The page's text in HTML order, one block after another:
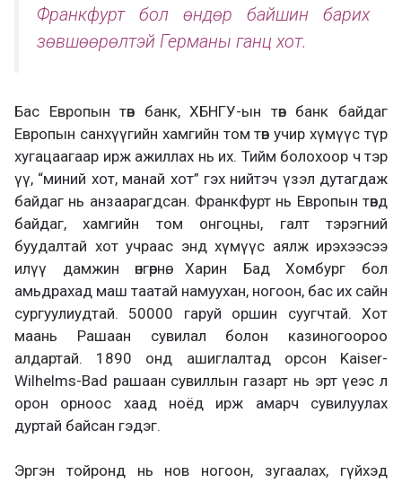
Франкфурт бол өндөр байшин барих
зөвшөөрөлтэй Германы ганц хот.
Бас Европын төв банк, ХБНГУ-ын төв банк байдаг
Европын санхүүгийн хамгийн том төв учир хүмүүс түр
хугацаагаар ирж ажиллах нь их. Тийм болохоор ч тэр
үү, “миний хот, манай хот” гэх нийтэч үзэл дутагдаж
байдаг нь анзаарагдсан. Франкфурт нь Европын төвд
байдаг, хамгийн том онгоцны, галт тэрэгний
буудалтай хот учраас энд хүмүүс аялж ирэхээсээ
илүү дамжин өнгөрнө. Харин Бад Хомбург бол
амьдрахад маш таатай намуухан, ногоон, бас их сайн
сургуулиудтай. 50000 гаруй оршин суугчтай. Хот
маань Рашаан сувилал болон казиногоороо
алдартай. 1890 онд ашиглалтад орсон Kaiser-
Wilhelms-Bad рашаан сувиллын газарт нь эрт үеэс л
орон орноос хаад ноёд ирж амарч сувилуулах
дуртай байсан гэдэг.
Эргэн тойронд нь нов ногоон, зугаалах, гүйхэд